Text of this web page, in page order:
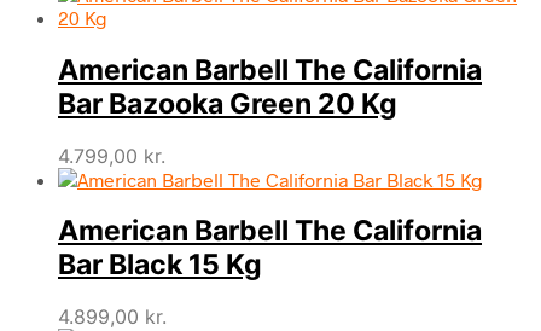
American Barbell The California
Bar Bazooka Green 20 Kg
4.799,00 kr.
American Barbell The California
Bar Black 15 Kg
4.899,00 kr.